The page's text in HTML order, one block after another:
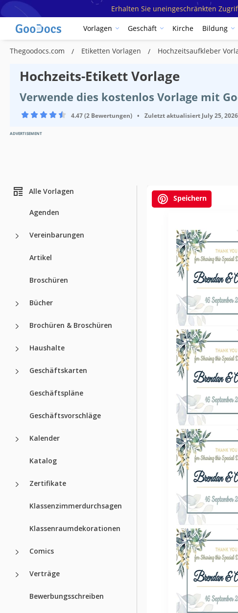
Erhalten Sie uneingeschränkten
Vorlagen Geschäft Kirche Bildung
Thegoodocs.com Etiketten Vorlagen Hochzeitsaufkleber
Hochzeits-Etikett Vorlage
Verwende dies kostenlos Vorlage mit
4.47 (2 Bewertungen) • Zuletzt aktualisiert July 25, 2026
ADVERTISEMENT
Alle Vorlagen
Agenden
Vereinbarungen
Artikel
Broschüren
Bücher
Brochüren & Broschüren
Haushalte
Geschäftskarten
Geschäftspläne
Geschäftsvorschläge
Kalender
Katalog
Zertifikate
Klassenzimmerdurchsagen
Klassenraumdekorationen
Comics
Verträge
Bewerbungsschreiben
Speichern